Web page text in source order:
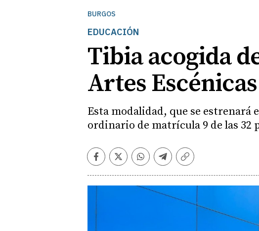
BURGOS
EDUCACIÓN
Tibia acogida
Artes Escénicas
Esta modalidad, que se
ordinario de matrícula 9 de las 32
Facebook
TwitterWhatsapp
Telegram
Copiar